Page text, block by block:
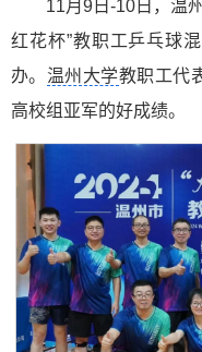
11月9日-10日，温
红花杯”教职工乒乓球
办。 温州大学教职工代
高校组亚军的好成绩。